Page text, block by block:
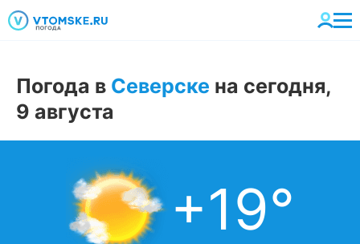
Погода в Северске на сегодня,
9 августа
+19°